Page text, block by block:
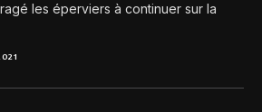
les éperviers à continuer sur la